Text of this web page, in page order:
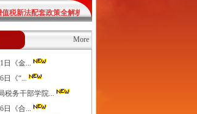
值税新法配套政策全解析与新法落地实操难点及风险防控》
值税新法配套政策全解析与新法落地实操难点及风险防控》
More
日《金...
日《“...
税务干部学院...
日《合...